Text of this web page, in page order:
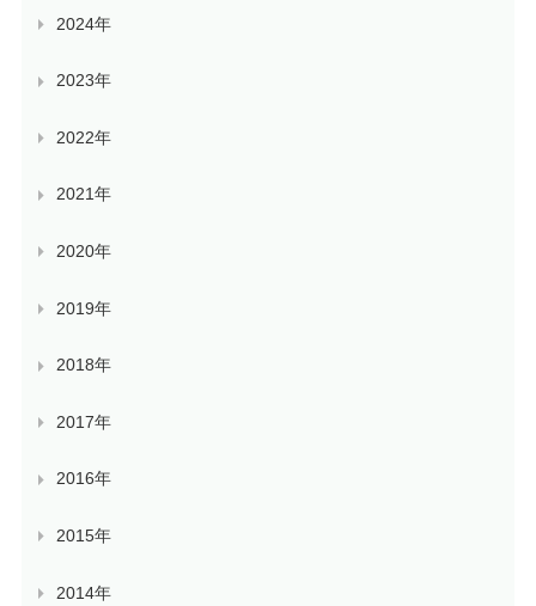
2024年
2023年
2022年
2021年
2020年
2019年
2018年
2017年
2016年
2015年
2014年